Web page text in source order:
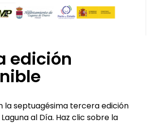
edición
la septuagésima tercera edición
al Día. Haz clic sobre la